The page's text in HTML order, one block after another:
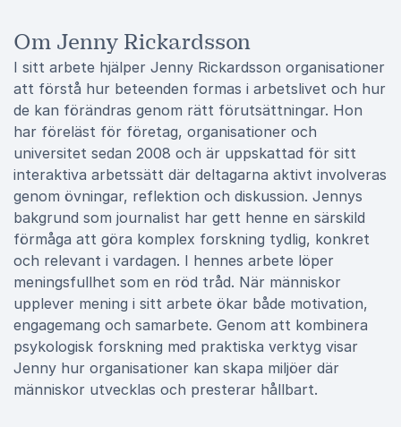
Om Jenny Rickardsson
I sitt arbete hjälper Jenny Rickardsson organisationer
att förstå hur beteenden formas i arbetslivet och hur
de kan förändras genom rätt förutsättningar. Hon
har föreläst för företag, organisationer och
universitet sedan 2008 och är uppskattad för sitt
interaktiva arbetssätt där deltagarna aktivt involveras
genom övningar, reflektion och diskussion. Jennys
bakgrund som journalist har gett henne en särskild
förmåga att göra komplex forskning tydlig, konkret
och relevant i vardagen. I hennes arbete löper
meningsfullhet som en röd tråd. När människor
upplever mening i sitt arbete ökar både motivation,
engagemang och samarbete. Genom att kombinera
psykologisk forskning med praktiska verktyg visar
Jenny hur organisationer kan skapa miljöer där
människor utvecklas och presterar hållbart.